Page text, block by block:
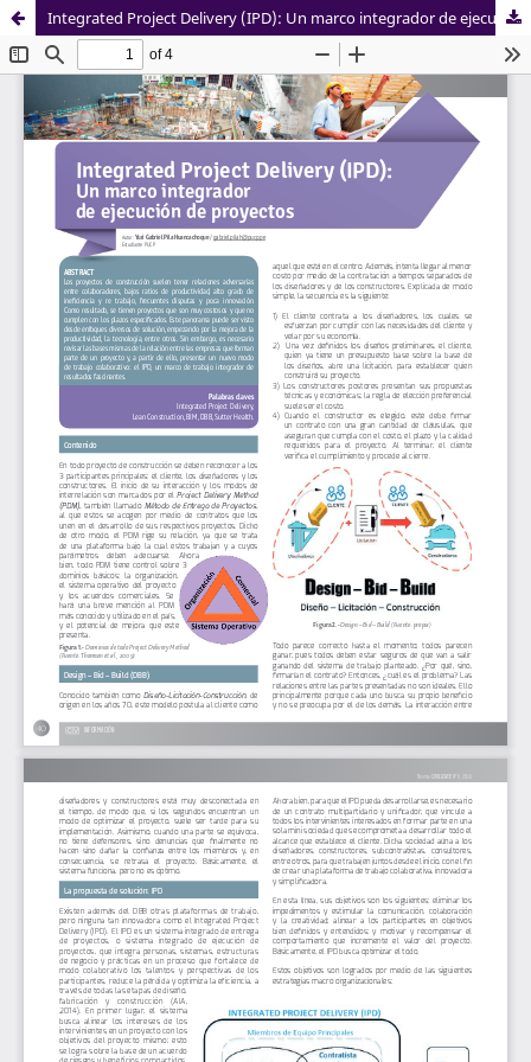
Sistema de
Bibliotecas
Grupo
Civilizate
Integrated Project Delivery (IPD): Un marco integrador de ejecución de proyectos